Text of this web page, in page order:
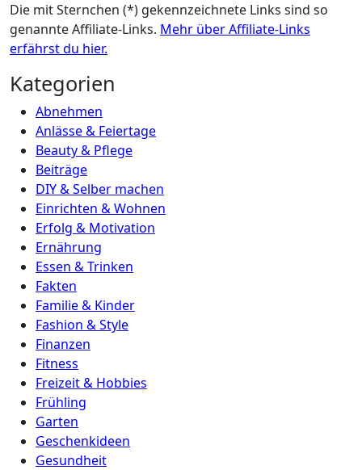
Die mit Sternchen (*) gekennzeichnete Links sind so
genannte Affiliate-Links. Mehr über Affiliate-Links
erfährst du hier.
Kategorien
Abnehmen
Anlässe & Feiertage
Beauty & Pflege
Beiträge
DIY & Selber machen
Einrichten & Wohnen
Erfolg & Motivation
Ernährung
Essen & Trinken
Fakten
Familie & Kinder
Fashion & Style
Finanzen
Fitness
Freizeit & Hobbies
Frühling
Garten
Geschenkideen
Gesundheit